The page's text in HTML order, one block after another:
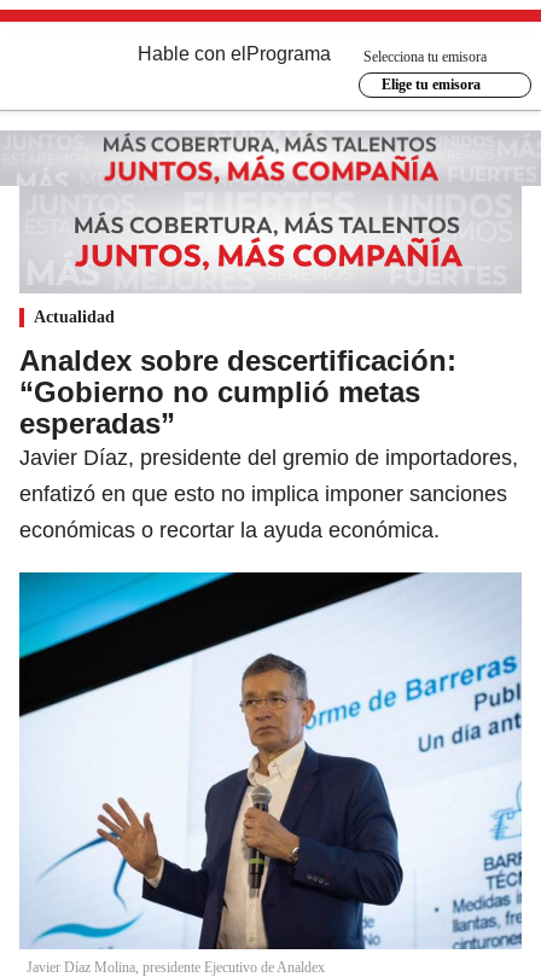
Hable con el Programa
Selecciona tu emisora
Elige tu emisora
Actualidad
Analdex sobre descertificación:
“Gobierno no cumplió metas
esperadas”
Javier Díaz, presidente del gremio de importadores,
enfatizó en que esto no implica imponer sanciones
económicas o recortar la ayuda económica.
Javier Díaz Molina, presidente Ejecutivo de Analdex